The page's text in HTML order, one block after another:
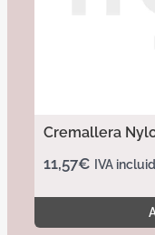
Cremallera
11,57€ IVA